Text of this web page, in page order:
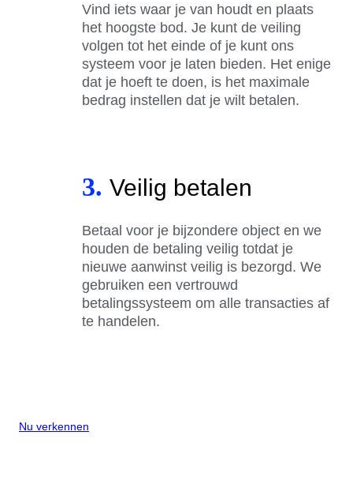
Vind iets waar je van houdt en plaats
het hoogste bod. Je kunt de veiling
volgen tot het einde of je kunt ons
systeem voor je laten bieden. Het enige
dat je hoeft te doen, is het maximale
bedrag instellen dat je wilt betalen.
3. Veilig betalen
Betaal voor je bijzondere object en we
houden de betaling veilig totdat je
nieuwe aanwinst veilig is bezorgd. We
gebruiken een vertrouwd
betalingssysteem om alle transacties af
te handelen.
Nu verkennen